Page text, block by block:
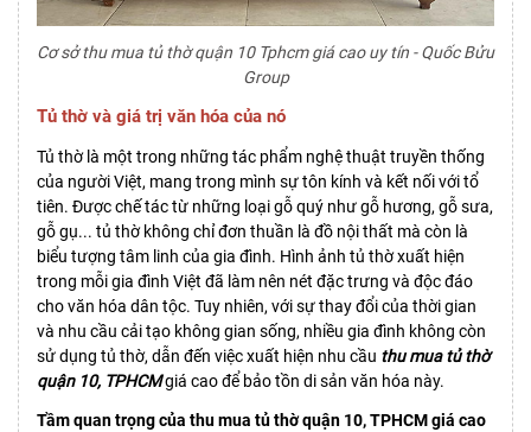
Cơ sở thu mua tủ thờ quận 10 Tphcm giá cao uy tín - Quốc Bửu
Group
Tủ thờ và giá trị văn hóa của nó
Tủ thờ là một trong những tác phẩm nghệ thuật truyền thống
của người Việt, mang trong mình sự tôn kính và kết nối với tổ
tiên. Được chế tác từ những loại gỗ quý như gỗ hương, gỗ sưa,
gỗ gụ... tủ thờ không chỉ đơn thuần là đồ nội thất mà còn là
biểu tượng tâm linh của gia đình. Hình ảnh tủ thờ xuất hiện
trong mỗi gia đình Việt đã làm nên nét đặc trưng và độc đáo
cho văn hóa dân tộc. Tuy nhiên, với sự thay đổi của thời gian
và nhu cầu cải tạo không gian sống, nhiều gia đình không còn
sử dụng tủ thờ, dẫn đến việc xuất hiện nhu cầu thu mua tủ thờ
quận 10, TPHCMgiá cao để bảo tồn di sản văn hóa này.
Tầm quan trọng của thu mua tủ thờ quận 10, TPHCM giá cao